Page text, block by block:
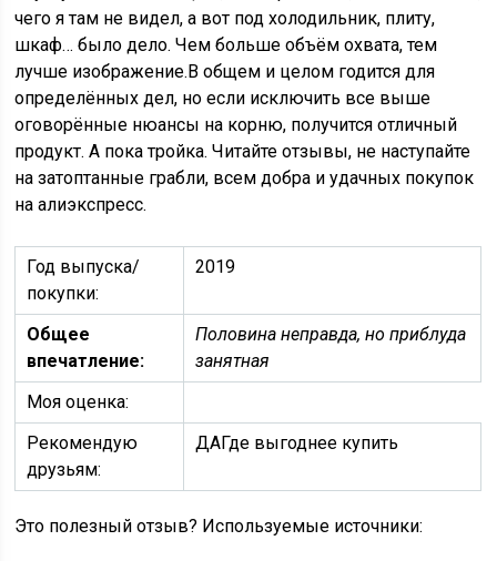
чего я там не видел, а вот под холодильник, плиту,
шкаф… было дело. Чем больше объём охвата, тем
лучше изображение.В общем и целом годится для
определённых дел, но если исключить все выше
оговорённые нюансы на корню, получится отличный
продукт. А пока тройка. Читайте отзывы, не наступайте
на затоптанные грабли, всем добра и удачных покупок
на алиэкспресс.
Год выпуска/
покупки:
2019
Общее
впечатление:
Половина неправда, но приблуда
занятная
Моя оценка:
Рекомендую
друзьям:
ДАГде выгоднее купить
Это полезный отзыв? Используемые источники: